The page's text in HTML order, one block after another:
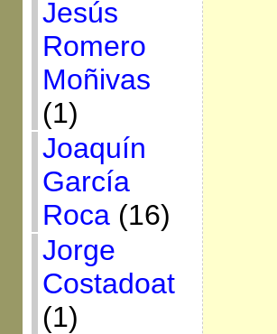
Jesús
Romero
Moñivas
(1)
Joaquín
García
Roca(16)
Jorge
Costadoat
(1)